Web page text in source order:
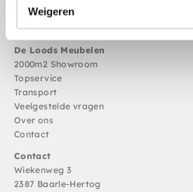
Weigeren
De Loods Meubelen
2000m2 Showroom
Topservice
Transport
Veelgestelde vragen
Over ons
Contact
Contact
Wiekenweg 3
2387 Baarle-Hertog